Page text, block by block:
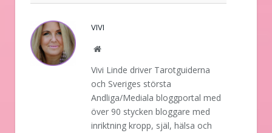
VIVI
Website
Vivi Linde driver Tarotguiderna
och Sveriges största
Andliga/Mediala bloggportal med
över 90 stycken bloggare med
inriktning kropp, själ, hälsa och